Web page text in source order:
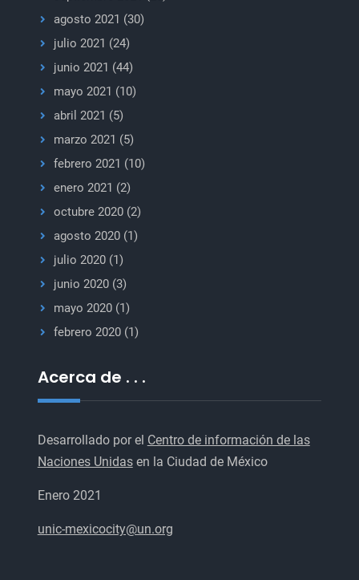
agosto 2021 (30)
julio 2021 (24)
junio 2021 (44)
mayo 2021 (10)
abril 2021 (5)
marzo 2021 (5)
febrero 2021 (10)
enero 2021 (2)
octubre 2020(2)
agosto 2020(1)
julio 2020(1)
junio 2020(3)
mayo 2020(1)
febrero 2020(1)
Acerca de . . .
Desarrollado por el Centro de información de las
Naciones Unidasen la Ciudad de México
Enero 2021
unic-mexicocity@un.org